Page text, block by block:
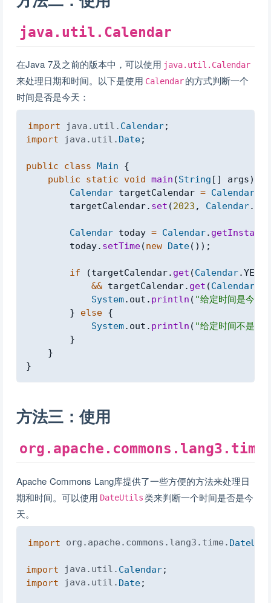
java.util.Calendar
在Java 7及之前的版本中，可以使用 java.util.Calendar
来处理日期和时间。以下是使用 Calendar 的方式判断一个
时间是否是今天：
import java . util . Calendar;
import
java . util . Date;
public class Main
{
public
static void main (String [ ] args)
Calendar targetCalendar = Calendar
        targetCalendar
. set (2023 , Calendar.
Calendar today = Calendar. getInstance
        today
. setTime(new Date( ) ) ;
if (targetCalendar. get (Calendar.YEAR
&& targetCalendar. get (Calendar
System. out . println ( "给定时间是今天
}
else {
System. out . println ( "给定时间不是今
}
}
}
方法三：使用
Apache Commons Lang库提供了一些方便的方法来处理日
期和时间。可以使用 DateUtils 类来判断一个时间是否是今
天。
import org . apache . commons . lang3 . time .
import java . util . Calendar;
import
java . util . Date;
Copy